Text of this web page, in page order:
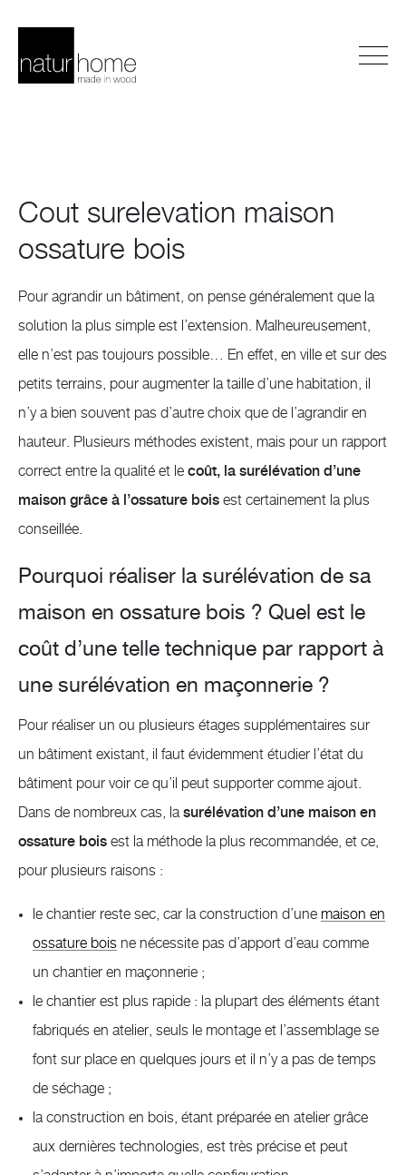
Cout surelevation maison
ossature bois
Pour agrandir un bâtiment, on pense généralement que la
solution la plus simple est l’extension. Malheureusement,
elle n’est pas toujours possible… En effet, en ville et sur des
petits terrains, pour augmenter la taille d’une habitation, il
n’y a bien souvent pas d’autre choix que de l’agrandir en
hauteur. Plusieurs méthodes existent, mais pour un rapport
correct entre la qualité et le coût, la surélévation d’une
maison grâce à l’ossature bois est certainement la plus
conseillée.
Pourquoi réaliser la surélévation de sa
maison en ossature bois ? Quel est le
coût d’une telle technique par rapport à
une surélévation en maçonnerie ?
Pour réaliser un ou plusieurs étages supplémentaires sur
un bâtiment existant, il faut évidemment étudier l’état du
bâtiment pour voir ce qu’il peut supporter comme ajout.
Dans de nombreux cas, la surélévation d’une maison en
ossature bois est la méthode la plus recommandée, et ce,
pour plusieurs raisons :
le chantier reste sec, car la construction d’une maison en
ossature bois ne nécessite pas d’apport d’eau comme
un chantier en maçonnerie ;
le chantier est plus rapide : la plupart des éléments étant
fabriqués en atelier, seuls le montage et l’assemblage se
font sur place en quelques jours et il n’y a pas de temps
de séchage ;
la construction en bois, étant préparée en atelier grâce
aux dernières technologies, est très précise et peut